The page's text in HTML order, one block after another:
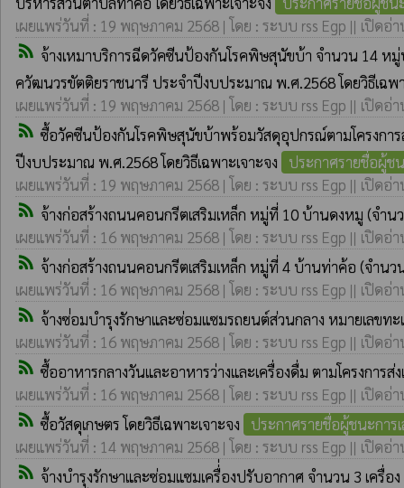
เผยแพร่วันที่ : 19 พฤษภาคม 2568 | โดย : ระบบ rss Egp || เปิดอ่
rss_feed จ้างเหมาบริการฉีดวัคซีนป้องกันโรคพิษสุนัขบ้า จำนวน 14 ห
ควัฒนวรขัตติยราชนารี ประจำปีงบประมาณ พ.ศ.2568 โดยวิธีเฉพ
เผยแพร่วันที่ : 19 พฤษภาคม 2568 | โดย : ระบบ rss Egp || เปิดอ่
rss_feed ซื้อวัคซีนป้องกันโรคพิษสุนัขบ้าพร้อมวัสดุอุปกรณ์ตามโครงกา
ปีงบประมาณ พ.ศ.2568 โดยวิธีเฉพาะเจาะจง
ประกาศรายชื่อผู้ช
เผยแพร่วันที่ : 19 พฤษภาคม 2568 | โดย : ระบบ rss Egp || เปิดอ่
rss_feed จ้างก่อสร้างถนนคอนกรีตเสริมเหล็ก หมู่ที่ 10 บ้านดงหมู (จำน
เผยแพร่วันที่ : 16 พฤษภาคม 2568 | โดย : ระบบ rss Egp || เปิดอ่
rss_feed จ้างก่อสร้างถนนคอนกรีตเสริมเหล็ก หมู่ที่ 4 บ้านท่าค้อ (จำนว
เผยแพร่วันที่ : 16 พฤษภาคม 2568 | โดย : ระบบ rss Egp || เปิดอ่
rss_feed จ้างซ่่อมบำรุงรักษาและซ่อมแซมรถยนต์ส่วนกลาง หมายเลขทะ
เผยแพร่วันที่ : 16 พฤษภาคม 2568 | โดย : ระบบ rss Egp || เปิดอ่
rss_feed ซื้ออาหารกลางวันและอาหารว่างและเครื่องดื่ม ตามโครงกา
เผยแพร่วันที่ : 16 พฤษภาคม 2568 | โดย : ระบบ rss Egp || เปิดอ่
rss_feed ซื้อวัสดุเกษตร โดยวิธีเฉพาะเจาะจง
ประกาศรายชื่อผู้ชนะการ
เผยแพร่วันที่ : 14 พฤษภาคม 2568 | โดย : ระบบ rss Egp || เปิดอ่
rss_feed จ้างบำรุงรักษาและซ่อมแซมเครื่่องปรับอากาศ จำนวน 3 เครื่อ